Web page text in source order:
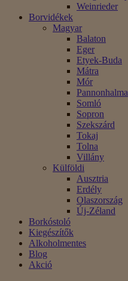
Weinrieder
Borvidékek
Magyar
Balaton
Eger
Etyek-Buda
Mátra
Mór
Pannonhalma
Somló
Sopron
Szekszárd
Tokaj
Tolna
Villány
Külföldi
Ausztria
Erdély
Olaszország
Új-Zéland
Borkóstoló
Kiegészítők
Alkoholmentes
Blog
Akció